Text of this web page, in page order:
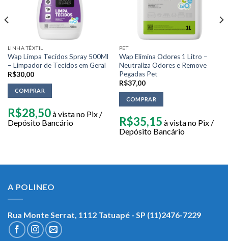
LINHA TÊXTIL
Wap Limpa Tecidos Spray 500Ml
– Limpador de Tecidos em Geral
R$30,00
COMPRAR
R$28,50à vista no Pix /
Depósito Bancário
PET
Wap Elimina Odores 1 Litro –
Neutraliza Odores e Remove
Pegadas Pet
R$37,00
COMPRAR
R$35,15 à vista no Pix /
Depósito Bancário
A POLINEO
Rua Monte Serrat, 1112 Tatuapé - SP (11)2476-7229